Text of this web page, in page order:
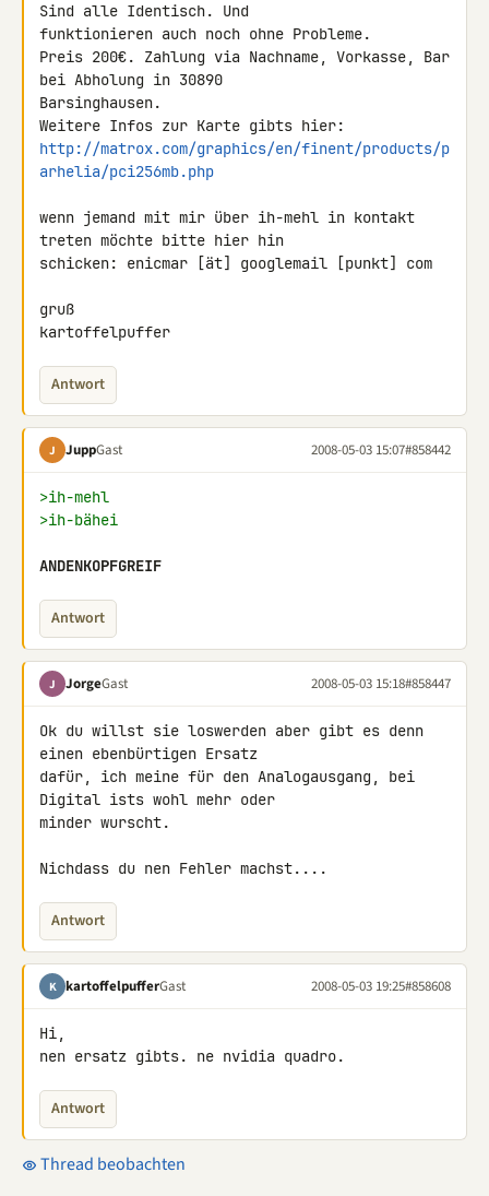
Sind alle Identisch. Und
funktionieren auch noch ohne Probleme.
Preis 200€. Zahlung via Nachname, Vorkasse, Bar
bei Abholung in 30890
Barsinghausen.
http://matrox.com/graphics/en/finent/products/p
arhelia/pci256mb.php
wenn jemand mit mir über ih-mehl in kontakt
treten möchte bitte hier hin
schicken: enicmar [ät] googlemail [punkt] com
gruß
kartoffelpuffer
Antwort
J JuppGast 2008-05-03 15:07#858442
>ih-mehl
>ih-bähei
ANDENKOPFGREIF
Antwort
J JorgeGast 2008-05-03 15:18#858447
Ok du willst sie loswerden aber gibt es denn
einen ebenbürtigen Ersatz
dafür, ich meine für den Analogausgang, bei
Digital ists wohl mehr oder
minder wurscht.
Nichdass du nen Fehler machst....
Antwort
K kartoffelpufferGast 2008-05-03 19:25#858608
Hi,
nen ersatz gibts. ne nvidia quadro.
Antwort
Thread beobachten